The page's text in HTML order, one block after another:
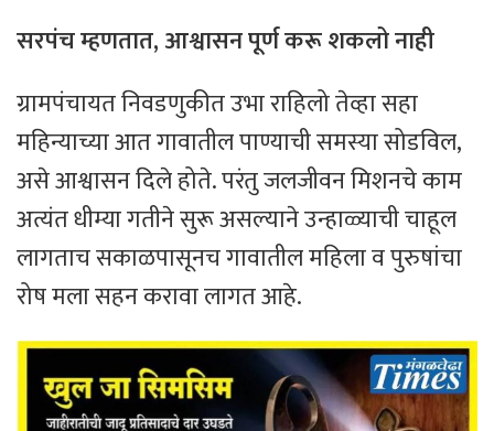
सरपंच म्हणतात, आश्वासन पूर्ण करू शकलो नाही
ग्रामपंचायत निवडणुकीत उभा राहिलो तेव्हा सहा
महिन्याच्या आत गावातील पाण्याची समस्या सोडविल,
असे आश्वासन दिले होते. परंतु जलजीवन मिशनचे काम
अत्यंत धीम्या गतीने सुरू असल्याने उन्हाळ्याची चाहूल
लागताच सकाळपासूनच गावातील महिला व पुरुषांचा
रोष मला सहन करावा लागत आहे.